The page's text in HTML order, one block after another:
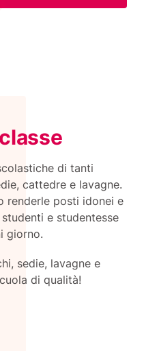
di tanti
cattedre e lavagne.
renderle posti idonei e
e studentesse
giorno.
sedie, lavagne e
di qualità!